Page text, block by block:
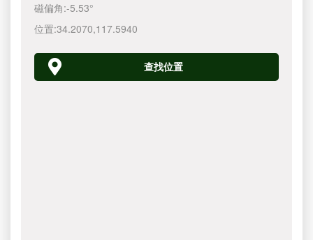
磁偏角:-5.53°
位置:34.2070,117.5940
查找位置